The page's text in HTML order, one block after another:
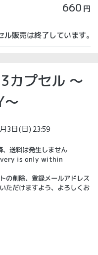
660 円
ル販売は終了しています。
プセル ～
～
3日(日) 23:59
送料は発生しません
is only within
の削除、登録メールアドレス
ただけますよう、よろしくお